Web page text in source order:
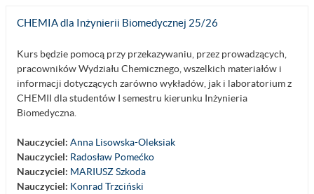
CHEMIA dla Inżynierii Biomedycznej 25/26
Kurs będzie pomocą przy przekazywaniu, przez prowadzących,
pracowników Wydziału Chemicznego, wszelkich materiałów i
informacji dotyczących zarówno wykładów, jak i laboratorium z
CHEMII dla studentów I semestru kierunku Inżynieria
Biomedyczna.
Nauczyciel: Anna Lisowska-Oleksiak
Nauczyciel: Radosław Pomećko
Nauczyciel: MARIUSZ Szkoda
Nauczyciel: Konrad Trzciński